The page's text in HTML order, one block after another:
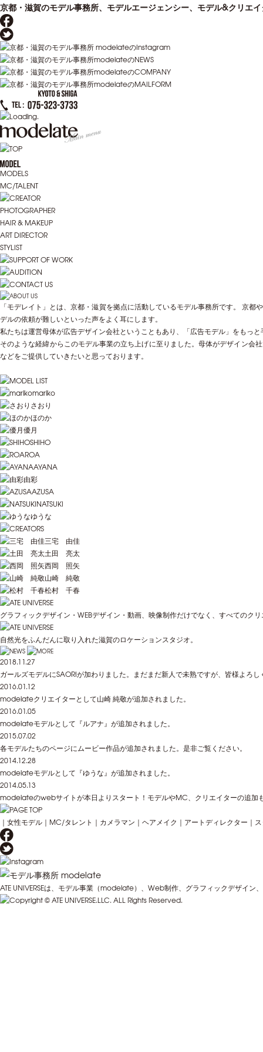
京都・滋賀のモデル事務所、モデルエージェンシー、モデル&クリ
MODELS
MC/TALENT
PHOTOGRAPHER
HAIR & MAKEUP
ART DIRECTOR
STYLIST
「モデレイト」とは、京都・滋賀を拠点に活動しているモデル事務所です。 京
デルの依頼が難しいといった声をよく耳にします。
私たちは運営母体が広告デザイン会社ということもあり、「広告モデル」をもっ
そのような経緯からこのモデル事業の立ち上げに至りました。母体がデザイン
などをご提供していきたいと思っております。
mariko
さおり
ほのか
優月
SHIHO
ROA
AYANA
由彩
AZUSA
NATSUKI
ゆうな
三宅 由佳
土田 亮太
西岡 照矢
山崎 純敬
松村 千春
グラフィックデザイン・WEBデザイン・動画、映像制作だけでなく、すべてのク
自然光をふんだんに取り入れた滋賀のロケーションスタジオ。
2018.11.27
ガールズモデルにSAORIが加わりました。まだまだ新人で未熟ですが、皆様よろ
2016.01.12
modelateクリエイターとして山崎 純敬が追加されました。
2016.01.05
modelateモデルとして『ルアナ』が追加されました。
2015.07.02
各モデルたちのページにムービー作品が追加されました。是非ご覧ください。
2014.12.28
modelateモデルとして『ゆうな』が追加されました。
2014.05.13
modelateのwebサイトが本日よりスタート！モデルやMC、クリエイターの追加
｜ 女性モデル ｜ MC/タレント ｜ カメラマン ｜ ヘアメイク ｜ アートディレクター ｜
ATE UNIVERSEは、モデル事業（modelate）、Web制作、グラフィックデザイ